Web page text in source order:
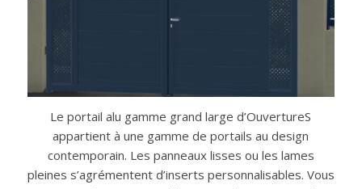
Le portail alu gamme grand large d’OuvertureS
appartient à une gamme de portails au design
contemporain. Les panneaux lisses ou les lames
pleines s’agrémentent d’inserts personnalisables. Vous